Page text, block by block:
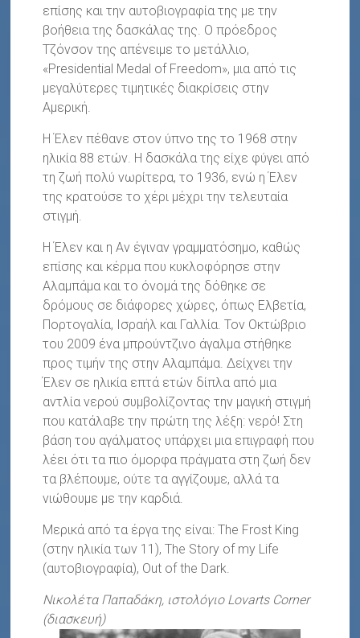
επίσης και την αυτοβιογραφία της με την
βοήθεια της δασκάλας της. Ο πρόεδρος
Τζόνσον της απένειμε το μετάλλιο,
«Presidential Medal of Freedom», μια από τις
μεγαλύτερες τιμητικές διακρίσεις στην
Αμερική.
Η Έλεν πέθανε στον ύπνο της το 1968 στην
ηλικία 88 ετών. Η δασκάλα της είχε φύγει από
τη ζωή πολύ νωρίτερα, το 1936, ενώ η Έλεν
της κρατούσε το χέρι μέχρι την τελευταία
στιγμή.
Η Έλεν και η Αν έγιναν γραμματόσημο, καθώς
επίσης και κέρμα που κυκλοφόρησε στην
Αλαμπάμα και το όνομά της δόθηκε σε
δρόμους σε διάφορες χώρες, όπως Ελβετία,
Πορτογαλία, Ισραήλ και Γαλλία. Τον Οκτώβριο
του 2009 ένα μπρούντζινο άγαλμα στήθηκε
προς τιμήν της στην Αλαμπάμα. Δείχνει την
Έλεν σε ηλικία επτά ετών δίπλα από μια
αντλία νερού συμβολίζοντας την μαγική στιγμή
που κατάλαβε την πρώτη της λέξη: νερό! Στη
βάση του αγάλματος υπάρχει μια επιγραφή που
λέει ότι τα πιο όμορφα πράγματα στη ζωή δεν
τα βλέπουμε, ούτε τα αγγίζουμε, αλλά τα
νιώθουμε με την καρδιά.
Μερικά από τα έργα της είναι: The Frost King
(στην ηλικία των 11), The Story of my Life
(αυτοβιογραφία), Out of the Dark.
Νικολέτα Παπαδάκη, ιστολόγιο Lovarts Corner
(διασκευή)